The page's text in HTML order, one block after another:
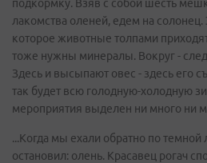
подкормку. Взяв с собой шесть
лакомства оленей, едем на солонец.
которое животные толпами
тоже нужны минералы. Вокруг -
Здесь и высыпают овес - здесь его
так будет всю голодную-холодную
мероприятия выделен ни много
...Когда мы ехали обратно по темной
остановил: олень. Красавец рогач